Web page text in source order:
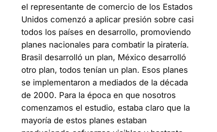
el representante de comercio de los Estados
Unidos comenzó a aplicar presión sobre casi
todos los países en desarrollo, promoviendo
planes nacionales para combatir la piratería.
Brasil desarrolló un plan, México desarrolló
otro plan, todos tenían un plan. Esos planes
se implementaron a mediados de la década
de 2000. Para la época en que nosotros
comenzamos el estudio, estaba claro que la
mayoría de estos planes estaban